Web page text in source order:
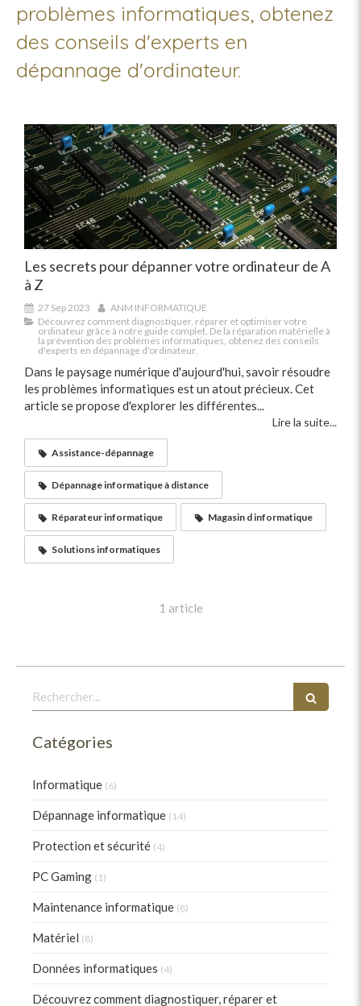
problèmes informatiques, obtenez
des conseils d'experts en
dépannage d'ordinateur.
Les secrets pour dépanner votre ordinateur de A
à Z
27 Sep 2023
ANM INFORMATIQUE
Découvrez comment diagnostiquer, réparer et optimiser votre
ordinateur grâce à notre guide complet. De la réparation matérielle à
la prévention des problèmes informatiques, obtenez des conseils
d'experts en dépannage d'ordinateur.
Dans le paysage numérique d'aujourd'hui, savoir résoudre
les problèmes informatiques est un atout précieux. Cet
article se propose d'explorer les différentes...
Lire la suite...
Assistance-dépannage
Dépannage informatique à distance
Réparateur informatique Magasin d informatique
Solutions informatiques
1 article
Rechercher
Catégories
Informatique (6)
Dépannage informatique (14)
Protection et sécurité (4)
PC Gaming (1)
Maintenance informatique (8)
Matériel (8)
Données informatiques (4)
Découvrez comment diagnostiquer, réparer et